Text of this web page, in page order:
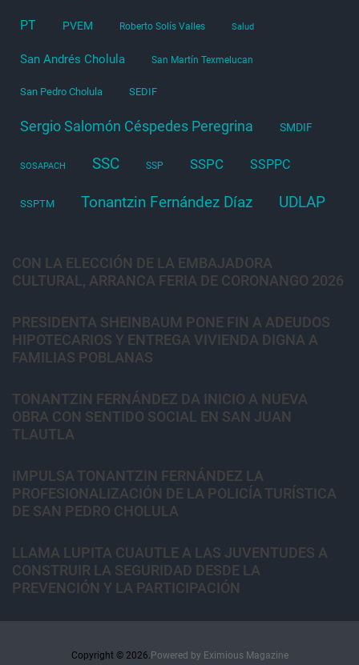
PT PVEM Roberto Solís Valles Salud
San Andrés Cholula San Martín Texmelucan
San Pedro Cholula SEDIF
Sergio Salomón Céspedes Peregrina SMDIF
SOSAPACH SSC SSP SSPC SSPPC
SSPTM Tonantzin Fernández Díaz UDLAP
CON LA ELECCIÓN DE LA EMBAJADORA
CULTURAL, ARRANCA FERIA DE CORONANGO 2026
PRESIDENTA SHEINBAUM PONE FIN A ADEUDOS
HIPOTECARIOS Y ENTREGA VIVIENDA DIGNA A
FAMILIAS POBLANAS
TONANTZIN FERNÁNDEZ DA INICIO A NUEVA
OBRA CON SENTIDO SOCIAL EN SAN JUAN
TLAUTLA
IMPULSA TONANTZIN FERNÁNDEZ LA
PROFESIONALIZACIÓN DE LA POLICÍA TURÍSTICA
DE SAN PEDRO CHOLULA
LLAMA LUPITA CUAUTLE A LAS JUVENTUDES A
CONSTRUIR LA SEGURIDAD DESDE LA
PREVENCIÓN Y LA PARTICIPACIÓN
Copyright © 2026. Powered by Eximious Magazine